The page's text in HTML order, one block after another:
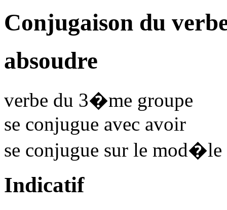
Conjugaison du
absoudre
verbe du 3�me groupe
se conjugue avec avoir
se conjugue sur le
Indicatif